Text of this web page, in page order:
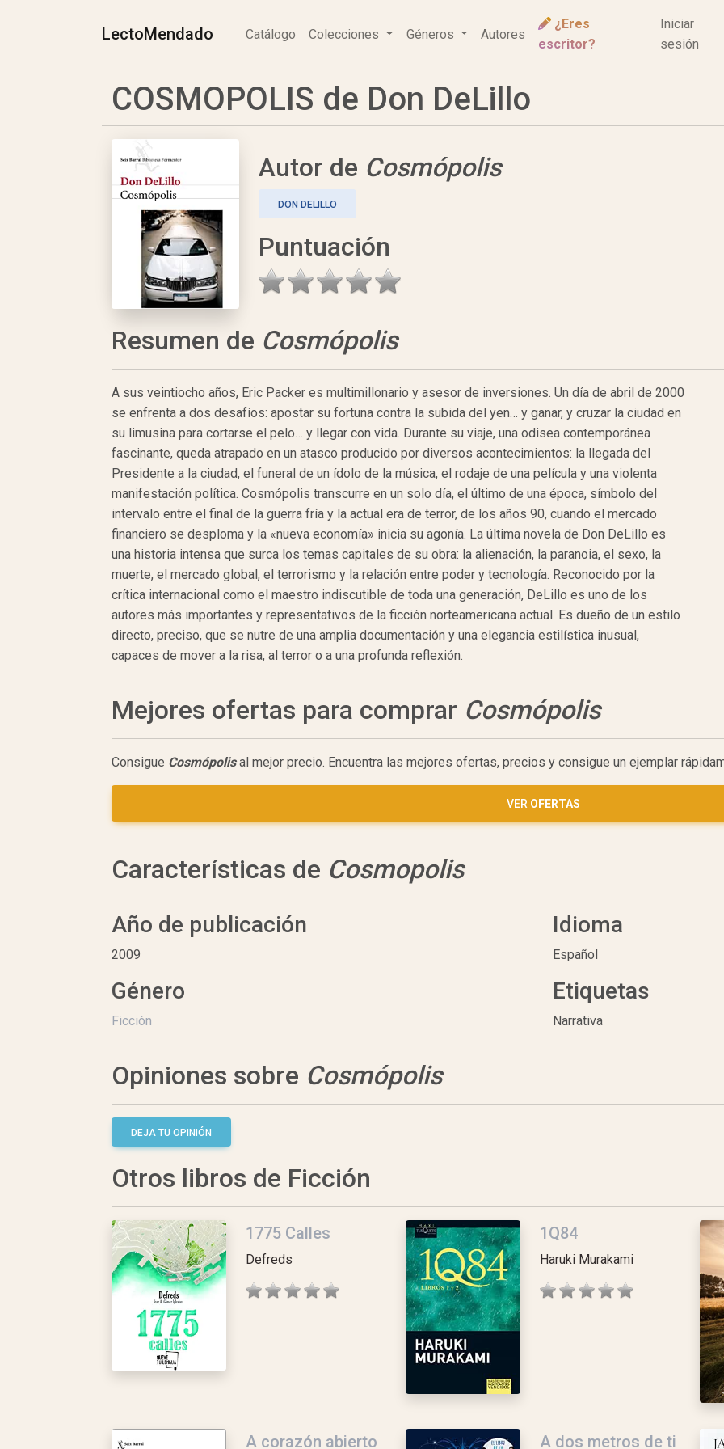
LectoMendado Catálogo Colecciones Géneros Autores
¿Eres
escritor?
Iniciar
sesión
COSMOPOLIS de Don DeLillo
Autor de Cosmópolis
DON DELILLO
Puntuación
Resumen de Cosmópolis
A sus veintiocho años, Eric Packer es multimillonario y asesor de inversiones. Un día de abril de 2000
se enfrenta a dos desafíos: apostar su fortuna contra la subida del yen… y ganar, y cruzar la ciudad en
su limusina para cortarse el pelo… y llegar con vida. Durante su viaje, una odisea contemporánea
fascinante, queda atrapado en un atasco producido por diversos acontecimientos: la llegada del
Presidente a la ciudad, el funeral de un ídolo de la música, el rodaje de una película y una violenta
manifestación política. Cosmópolis transcurre en un solo día, el último de una época, símbolo del
intervalo entre el final de la guerra fría y la actual era de terror, de los años 90, cuando el mercado
financiero se desploma y la «nueva economía» inicia su agonía. La última novela de Don DeLillo es
una historia intensa que surca los temas capitales de su obra: la alienación, la paranoia, el sexo, la
muerte, el mercado global, el terrorismo y la relación entre poder y tecnología. Reconocido por la
crítica internacional como el maestro indiscutible de toda una generación, DeLillo es uno de los
autores más importantes y representativos de la ficción norteamericana actual. Es dueño de un estilo
directo, preciso, que se nutre de una amplia documentación y una elegancia estilística inusual,
capaces de mover a la risa, al terror o a una profunda reflexión.
Mejores ofertas para comprar Cosmópolis
Consigue Cosmópolisal mejor precio. Encuentra las mejores ofertas, precios y consigue un ejemplar
VER OFERTAS
Características de Cosmopolis
Año de publicación
2009
Idioma
Español
Género
Ficción
Etiquetas
Narrativa
Opiniones sobre Cosmópolis
DEJA TU OPINIÓN
Otros libros de Ficción
1775 Calles
Defreds
1Q84
Haruki Murakami
A corazón abierto A dos metros de ti